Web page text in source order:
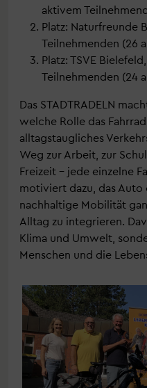
aktivem
Platz: Naturfreunde
Teilnehmenden (26
Platz: TSVE
Teilnehmenden (24
Das STADTRADELN
welche Rolle das
alltagstaugliches
Weg zur Arbeit, zur
Freizeit – jede einzelne
motiviert dazu, das Auto
nachhaltige Mobilität
Alltag zu integrieren.
Klima und Umwelt,
Menschen und die